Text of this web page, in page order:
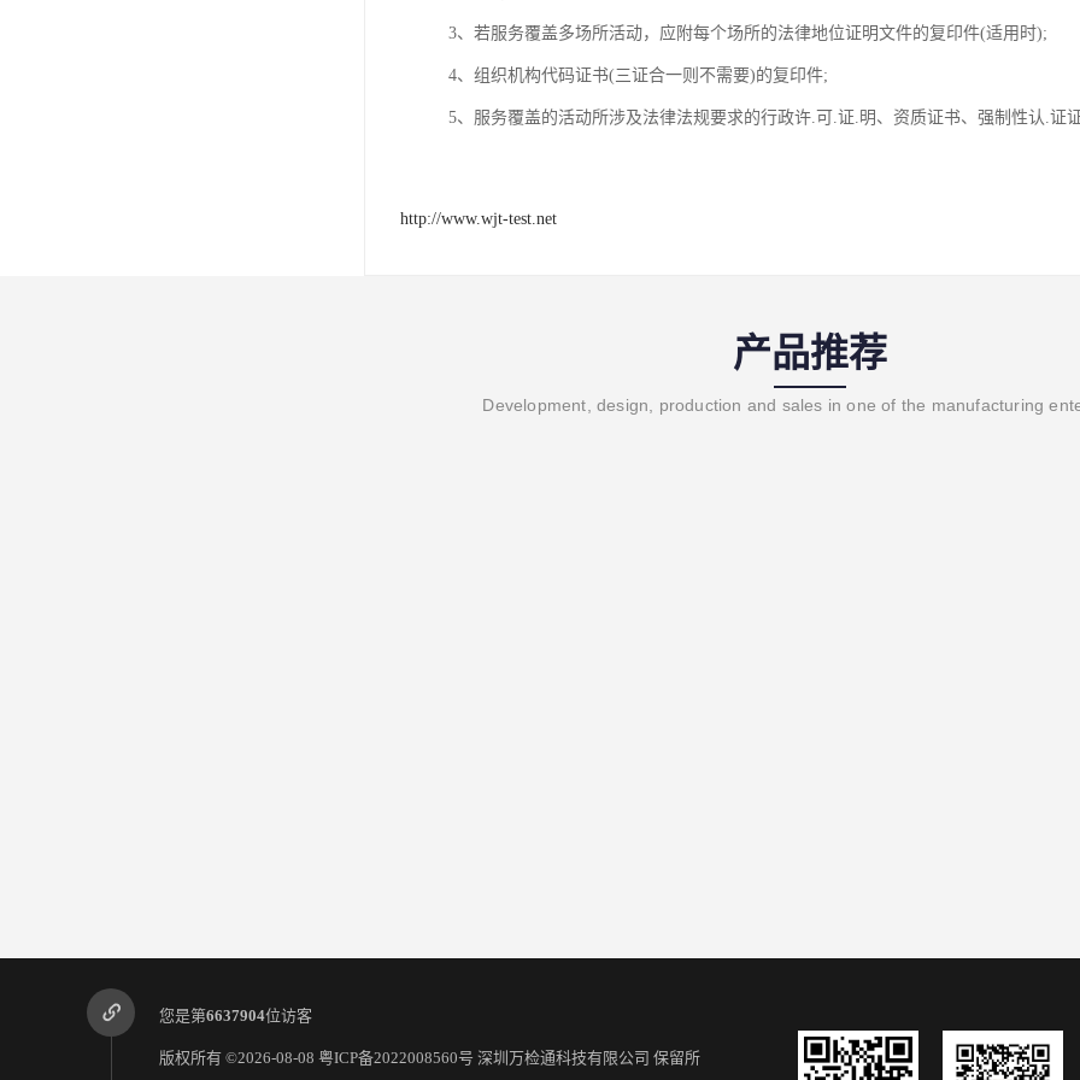
3、若服务覆盖多场所活动，应附每个场所的法律地位证明文件的复印件(适用时);
4、组织机构代码证书(三证合一则不需要)的复印件;
5、服务覆盖的活动所涉及法律法规要求的行政许.可.证.明、资质证书、强制性认.证
http://www.wjt-test.net
产品推荐
Development, design, production and sales in one of the manufacturing
您是第6637904位访客
版权所有 ©2026-08-08 粤ICP备2022008560号 深圳万检通科技有限公司 保留所